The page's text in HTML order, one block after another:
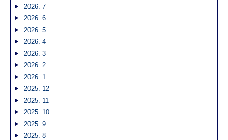
2026. 7
2026. 6
2026. 5
2026. 4
2026. 3
2026. 2
2026. 1
2025. 12
2025. 11
2025. 10
2025. 9
2025. 8